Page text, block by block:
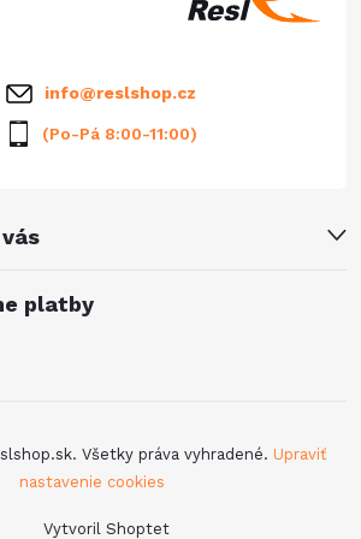
info@reslshop.cz
(Po-Pá 8:00-11:00)
platby
Vytvoril Shoptet
. Všetky práva vyhradené. Upraviť
nastavenie cookies